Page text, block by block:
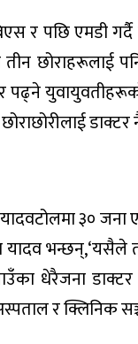
र पछि एमडी
तीन
पढ्ने
३०
भन्छन्,‘यसैले
धेरैजना
र क्लिनिक